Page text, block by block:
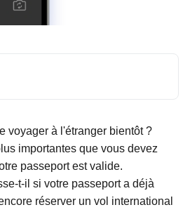
voyager à l'étranger bientôt ?
importantes que vous devez
passeport est valide.
t-il si votre passeport a déjà
réserver un vol international